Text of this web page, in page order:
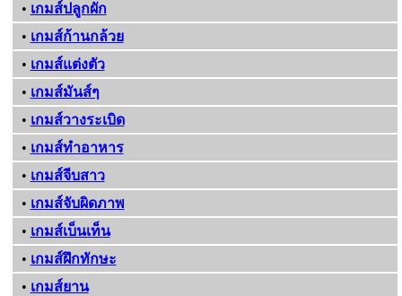
• เกมส์ปลูกผัก
• เกมส์ก้านกล้วย
• เกมส์แต่งตัว
• เกมส์มันส์ๆ
• เกมส์วางระเบิด
• เกมส์ทําอาหาร
• เกมส์จีบสาว
• เกมส์จับผิดภาพ
• เกมส์เบ็นเท็น
• เกมส์ฝึกทักษะ
• เกมส์ยาน